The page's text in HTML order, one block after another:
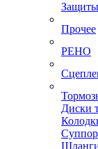
Защиты
Прочее
РЕНО
Диски